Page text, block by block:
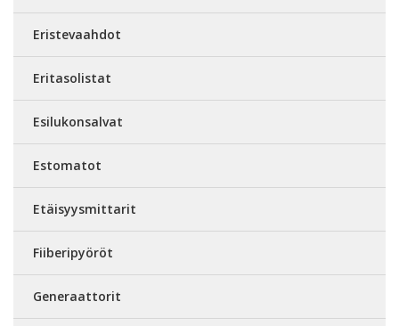
Eristevaahdot
Eritasolistat
Esilukonsalvat
Estomatot
Etäisyysmittarit
Fiiberipyöröt
Generaattorit